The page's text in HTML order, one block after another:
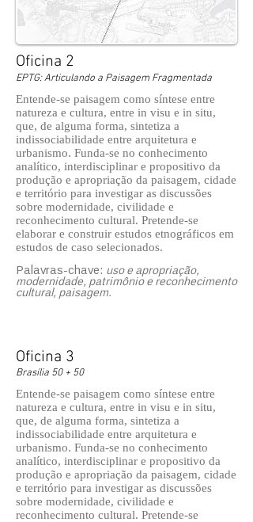
Oficina 2
EPTG: Articulando a Paisagem Fragmentada
Entende-se paisagem como síntese entre
natureza e cultura, entre in visu e in situ,
que, de alguma forma, sintetiza a
indissociabilidade entre arquitetura e
urbanismo. Funda-se no conhecimento
analítico, interdisciplinar e propositivo da
produção e apropriação da paisagem, cidade
e território para investigar as discussões
sobre modernidade, civilidade e
reconhecimento cultural. Pretende-se
elaborar e construir estudos etnográficos em
estudos de caso selecionados.
Palavras-chave: uso e apropriação,
modernidade, patrimônio e reconhecimento
cultural, paisagem.
Oficina 3
Brasília 50 + 50
Entende-se paisagem como síntese entre
natureza e cultura, entre in visu e in situ,
que, de alguma forma, sintetiza a
indissociabilidade entre arquitetura e
urbanismo. Funda-se no conhecimento
analítico, interdisciplinar e propositivo da
produção e apropriação da paisagem, cidade
e território para investigar as discussões
sobre modernidade, civilidade e
reconhecimento cultural. Pretende-se